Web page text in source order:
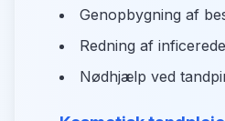
Genopbygning af
Redning af
Nødhjælp ved